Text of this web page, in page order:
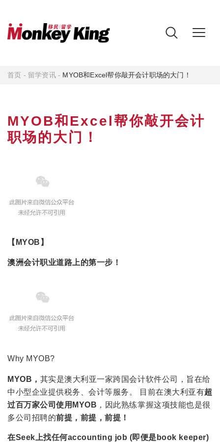
首页 - 留学资讯- MYOB和Excel帮你敲开会计职场的大门！
MYOB和Excel帮你敲开会计
职场的大门！
【MYOB】
澳洲会计职业道路上的第一步！
Why MYOB?
MYOB， 其实是澳大利亚一家跨国会计软件公司，旨在给
中小型企业提供税务、会计等服务。 目前在澳大利亚有超
过百万家公司使用MYOB ，因此熟练掌握这项技能也是很
多公司招聘的前提， 前提 ，前提 ！
在Seek 上找任何accounting job (即便是book keeper)